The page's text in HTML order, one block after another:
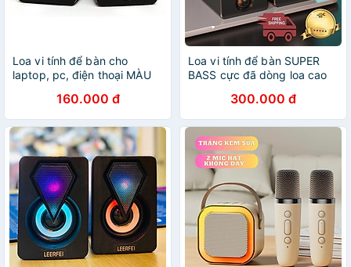
Loa vi tính để bàn cho
laptop, pc, điện thoại MÀU
160.000 đ
Loa vi tính để bàn SUPER
BASS cực đã dòng loa cao
thoại MÀU ĐEN 106x66mm -
Hàng Chính Hãng
300.000 đ